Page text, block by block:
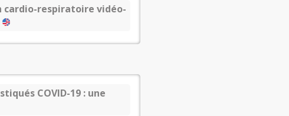
cardio-respiratoire vidéo-
COVID-19 : une